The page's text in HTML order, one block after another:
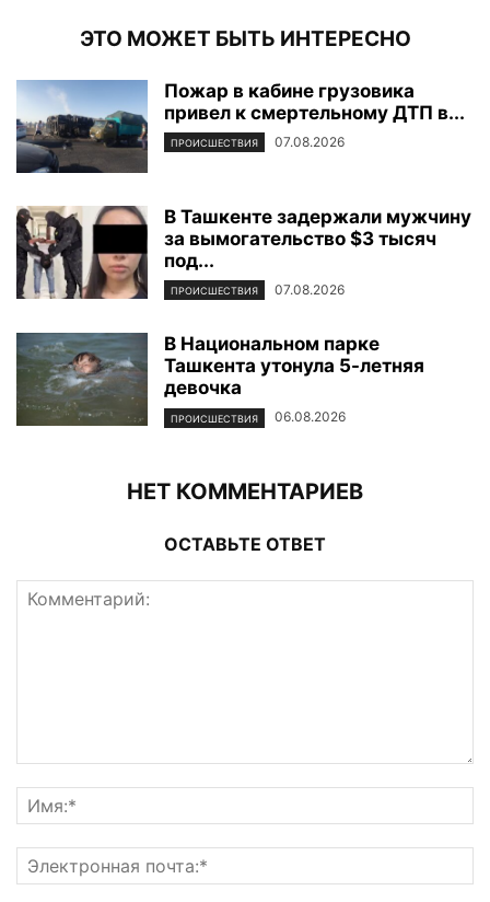
ЭТО МОЖЕТ БЫТЬ ИНТЕРЕСНО
Пожар в кабине грузовика
привел к смертельному ДТП в...
ПРОИСШЕСТВИЯ 07.08.2026
В Ташкенте задержали мужчину
за вымогательство $3 тысяч
под...
ПРОИСШЕСТВИЯ 07.08.2026
В Национальном парке
Ташкента утонула 5-летняя
девочка
ПРОИСШЕСТВИЯ 06.08.2026
НЕТ КОММЕНТАРИЕВ
ОСТАВЬТЕ ОТВЕТ